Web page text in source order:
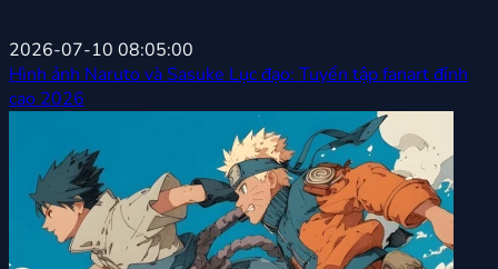
2026-07-10 08:05:00
Hình ảnh Naruto và Sasuke Lục đạo: Tuyển tập fanart đỉnh
cao 2026